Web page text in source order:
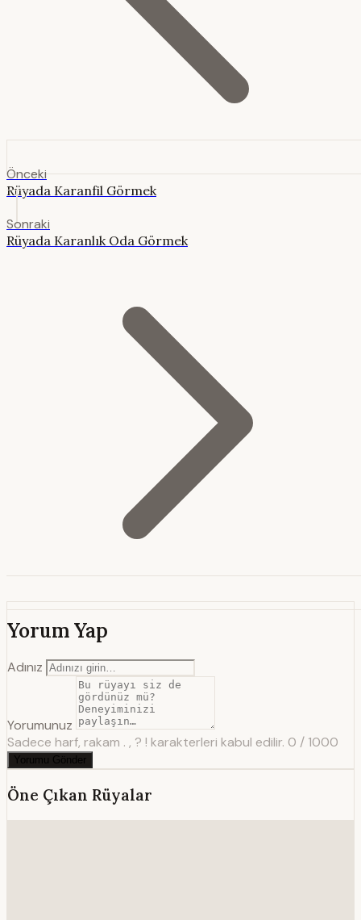
Önceki
Rüyada Karanfil Görmek
Sonraki
Rüyada Karanlık Oda Görmek
Yorum Yap
Adınız
Yorumunuz
Sadece harf, rakam . , ? ! karakterleri kabul edilir. 0 / 1000
Yorumu Gönder
Öne Çıkan Rüyalar